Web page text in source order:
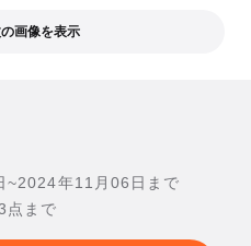
画像を表示
~2024年11月06日まで
点まで